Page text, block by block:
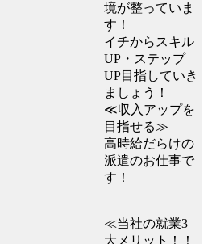
境が整っていま
す！
イチからスキル
UP・ステップ
UP目指していき
ましょう！
≪収入アップを
目指せる≫
高時給だらけの
派遣のお仕事で
す！
≪当社の就業3
大メリット！！